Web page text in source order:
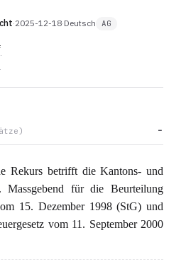
·2025-12-18·Deutsch AG
Rekurs betrifft die Kantons- und
Massgebend für die Beurteilung
15. Dezember 1998 (StG) und
vom 11. September 2000